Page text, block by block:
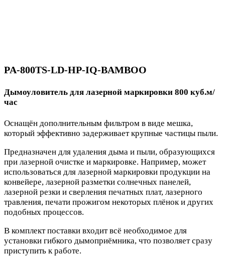
PA-800TS-LD-HP-IQ-BAMBOO
Дымоуловитель для лазерной маркировки 800 куб.м/
час
Оснащён дополнительным фильтром в виде мешка,
который эффективно задерживает крупные частицы пыли.
Предназначен для удаления дыма и пыли, образующихся
при лазерной очистке и маркировке. Например, может
использоваться для лазерной маркировки продукции на
конвейере, лазерной разметки солнечных панелей,
лазерной резки и сверления печатных плат, лазерного
травления, печати прожигом некоторых плёнок и других
подобных процессов.
В комплект поставки входит всё необходимое для
установки гибкого дымоприёмника, что позволяет сразу
приступить к работе.